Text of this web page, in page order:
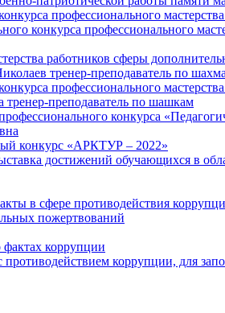
профессионального
конкурса профессионального
работников сферы
тренер-преподаватель по
профессионального
преподаватель по шашкам
конкурса
конкурс «АРКТУР – 2022»
достижений обучающихся в
в сфере противодействия
пожертвований
фактах коррупции
коррупции, для